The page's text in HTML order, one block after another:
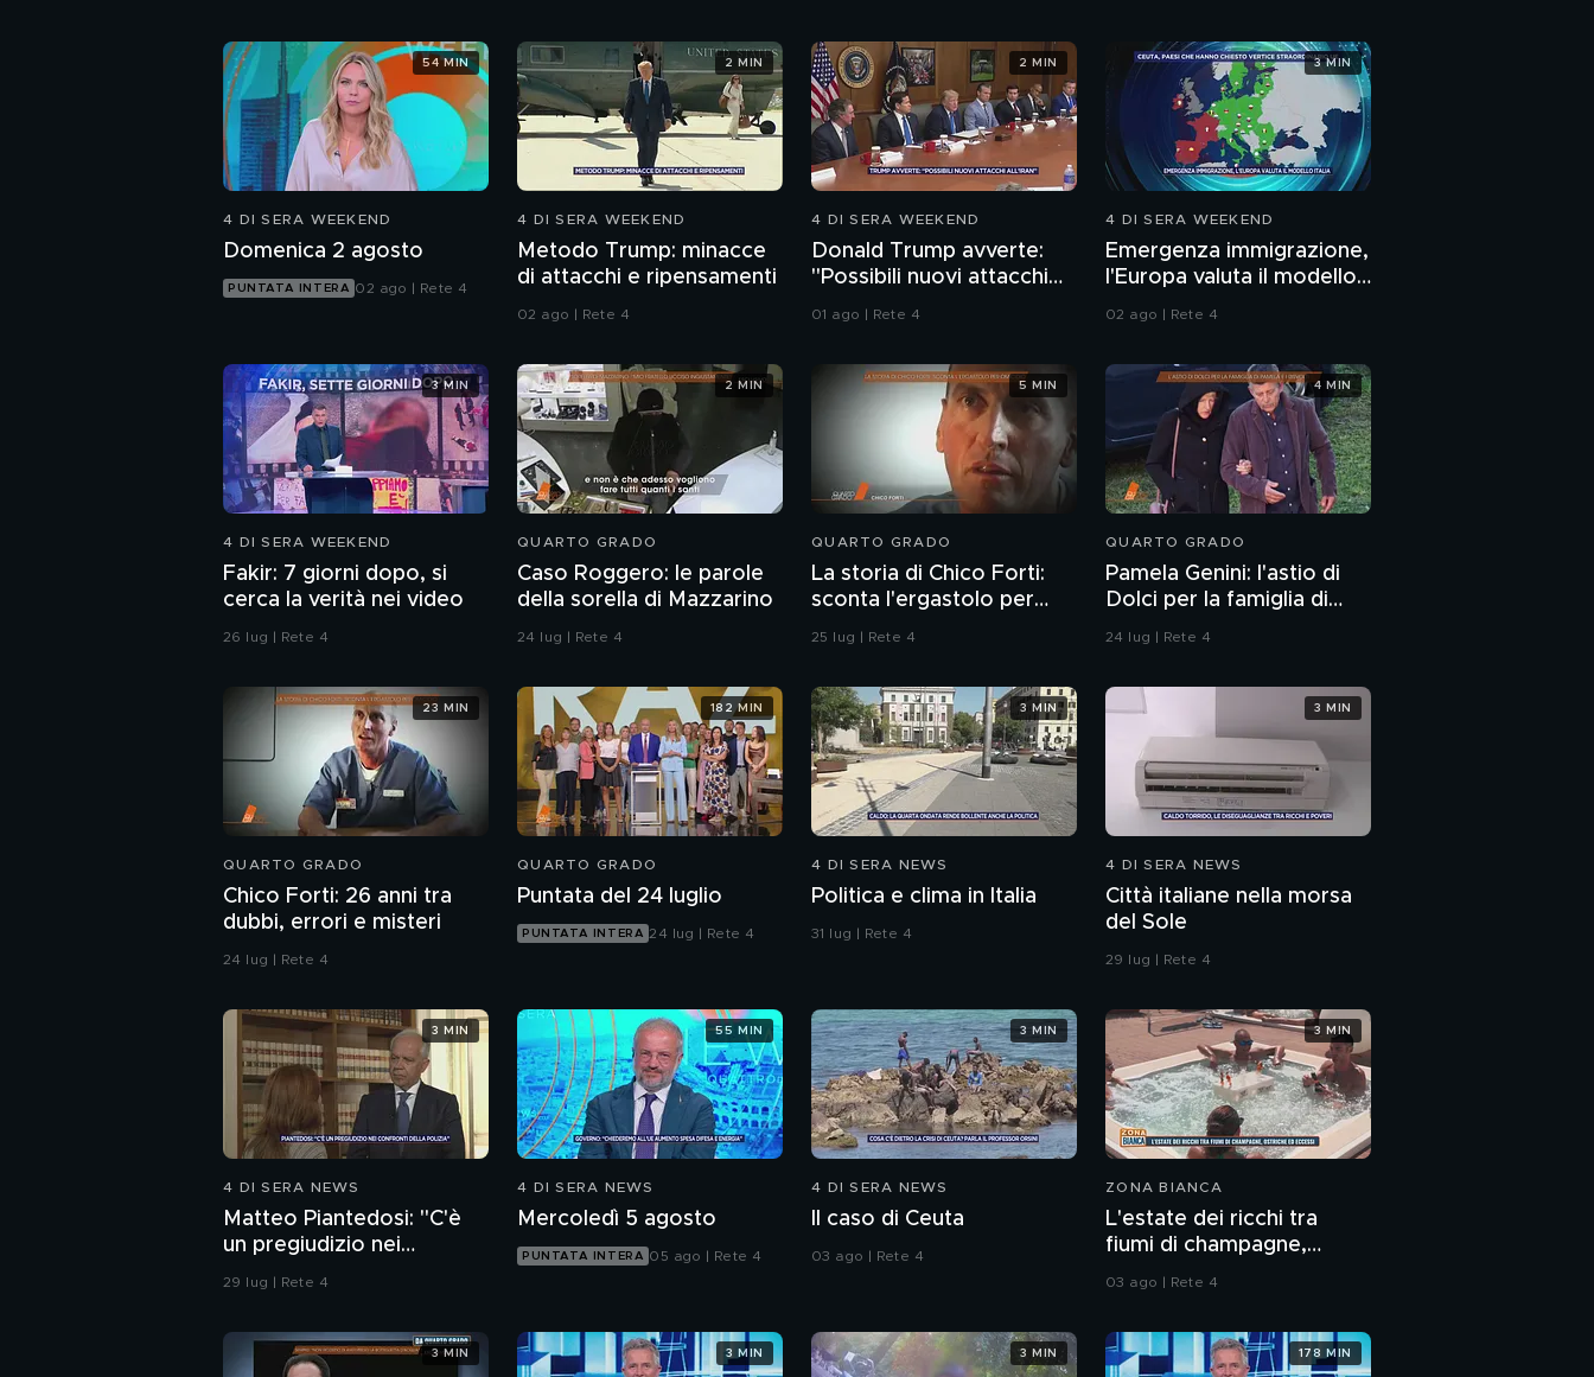
La Principessa Kate a
Reggio Emilia
Morte avvelenate con
la ricina: "Pista
familiare, sospetti su
Nathan e Catherine
cambiano l'avvocato
4 DI SERA WEEKEND
Domenica 2 agosto
PUNTATA INTERA 02 ago | Rete 4
54 MIN
4 DI SERA WEEKEND
Metodo Trump: minacce
di attacchi e ripensamenti
02 ago | Rete 4
2 MIN
4 DI SERA WEEKEND
Donald Trump avverte:
"Possibili nuovi attacchi
all'Iran"
01 ago | Rete 4
2 MIN
4 DI SERA WEEKEND
Emergenza immigrazione,
l'Europa valuta il modello
02 ago | Rete 4
3 MIN
4 DI SERA WEEKEND
Fakir: 7 giorni dopo, si
cerca la verità nei video
26 lug | Rete 4
3 MIN
QUARTO GRADO
Caso Roggero: le parole
della sorella di Mazzarino
24 lug | Rete 4
2 MIN
QUARTO GRADO
La storia di Chico Forti:
sconta l'ergastolo per
omicidio
25 lug | Rete 4
5 MIN
QUARTO GRADO
Pamela Genini: l'astio di
Dolci per la famiglia di
Pamela
24 lug | Rete 4
4 MIN
QUARTO GRADO
Chico Forti: 26 anni tra
dubbi, errori e misteri
24 lug | Rete 4
23 MIN
QUARTO GRADO
Puntata del 24 luglio
PUNTATA INTERA 24 lug | Rete 4
182 MIN
4 DI SERA NEWS
Politica e clima in Italia
31 lug | Rete 4
3 MIN
4 DI SERA NEWS
Città italiane nella morsa
del Sole
29 lug | Rete 4
3 MIN
4 DI SERA NEWS
Matteo Piantedosi: "C'è
un pregiudizio nei
confronti della polizia"
29 lug | Rete 4
3 MIN
4 DI SERA NEWS
Mercoledì 5 agosto
PUNTATA INTERA 05 ago | Rete 4
55 MIN
4 DI SERA NEWS
Il caso di Ceuta
03 ago | Rete 4
3 MIN
ZONA BIANCA
L'estate dei ricchi tra
fiumi di champagne,
ostriche ed eccessi
03 ago | Rete 4
3 MIN
3 MIN 3 MIN 3 MIN 178 MIN